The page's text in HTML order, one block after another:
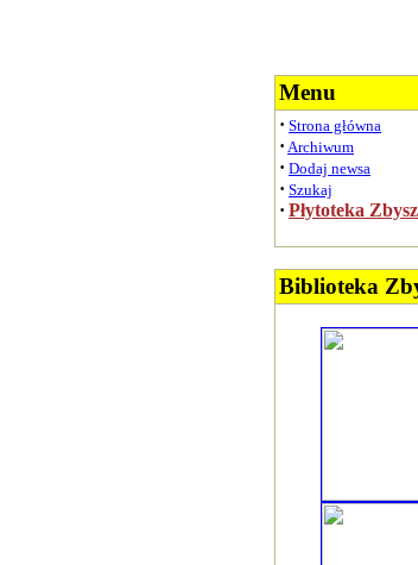
Menu
· Strona główna
· Archiwum
· Dodaj newsa
· Szukaj
· Płytoteka
Biblioteka